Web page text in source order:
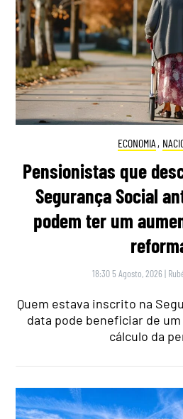
ECONOMIA ,
Pensionistas que
Segurança Social
podem ter um
18:30 5 Agosto, 2026 |
Quem estava inscrito na
data pode beneficiar de
cálculo da